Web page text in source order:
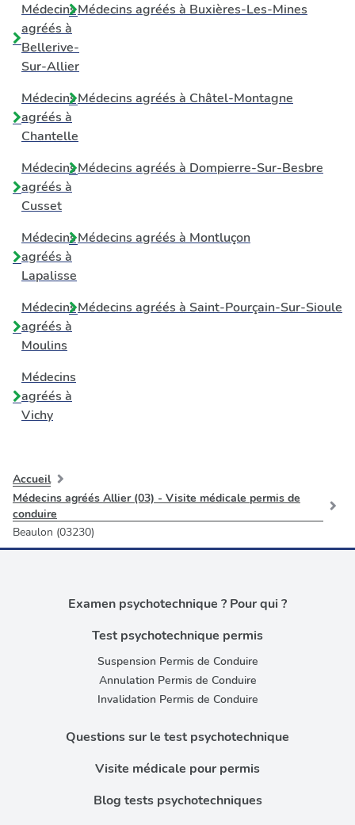
Médecins
agréés à
Bellerive-
Sur-Allier
Médecins agréés à Buxières-Les-Mines
Médecins
agréés à
Chantelle
Médecins agréés à Châtel-Montagne
Médecins
agréés à
Cusset
Médecins agréés à Dompierre-Sur-Besbre
Médecins
agréés à
Lapalisse
Médecins agréés à Montluçon
Médecins
agréés à
Moulins
Médecins agréés à Saint-Pourçain-Sur-Sioule
Médecins
agréés à
Vichy
Accueil
Médecins agréés Allier (03) - Visite médicale permis de
conduire
Beaulon (03230)
Examen psychotechnique ? Pour qui ?
Test psychotechnique permis
Suspension Permis de Conduire
Annulation Permis de Conduire
Invalidation Permis de Conduire
Questions sur le test psychotechnique
Visite médicale pour permis
Blog tests psychotechniques